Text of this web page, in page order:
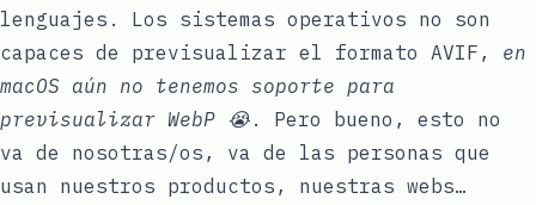
lenguajes. Los sistemas operativos no son
capaces de previsualizar el formato AVIF, en
macOS aún no tenemos soporte para
previsualizar WebP 😭 . Pero bueno, esto no
va de nosotras/os, va de las personas que
usan nuestros productos, nuestras webs…